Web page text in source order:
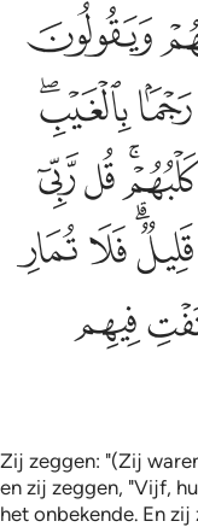
كلبهم رجما
سَادِسُهُمْ كَلْبُهُمْ
ﱩ
ﱭﱮﱯ
ﱵﱶ
ﱼﱽﱾﱿ
ﲆ
Zij zeggen: "(Zij
en zij zeggen, "Vijf,
het onbekende. En